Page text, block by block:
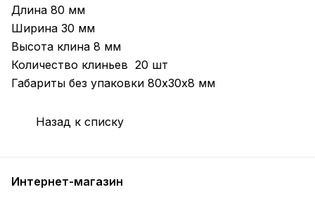
Длина 80 мм
Ширина 30 мм
Высота клина 8 мм
Количество клиньев 20 шт
Габариты без упаковки 80х30х8 мм
Назад к списку
Интернет-магазин